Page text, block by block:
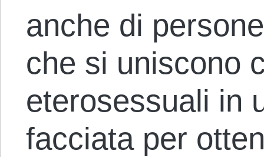
anche di
che si uniscono
eterosessuali in
facciata per